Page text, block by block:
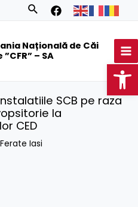
Search
Națională de Căi
– SA
SCB pe raza
la
CED
Iasi